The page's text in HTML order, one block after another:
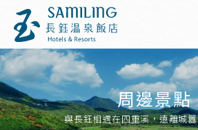
周邊景點
與長鈺相遇在四重溪，遠離城